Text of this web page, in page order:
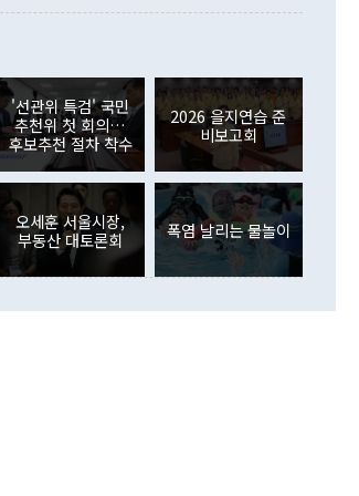
장관이 언급한 '4자 회담'에 대해 "이상
열리는 '동방경제포럼(EEF)'을 언급하
고 있다"고 발언한 데 대해서도 조 장관
직 거기까지 진도가 나가지 않았다"고
구상과 설명은 정부 내 조율을 거치지
주적 표현 대체와 국호 사용, 9·19 군
일부 장관이 결정할 사안이 아니어서 월
통령은 정 장관의 업무보고를 듣고 난
인난 건 아니다"라고 재차 확인했다. 정
용은 대부분 국가안전보장회의(NSC)
의 개인적 생각에 가깝다"며 "안보 관
아닌 사안을 추진하겠다고 업무보고를
자가 나서야 한다'고 주장한 것은 심각
기배당에 따른 기저효과로 배당지급이
넘어선 것이다. 직접투자에서는 내국
외국인의 국내투자가 46억3000만달러
인의 국내 주식 매도세가 이어졌다. 외
매도 등의 영향으로 316억1000만달러
에 이어 역대 최대 순매도 기록을 다시
세계국채지수(WGBI) 자금 유입에도
이 줄어든 52억9000만달러를 기록했
을 중심으로 35억6000만달러 증가했
'선관위 특검' 국민
추천위 첫 회의…
후보추천 절차 착수
2026 을지연습 준
비보고회
오세훈 서울시장,
부동산 대토론회
폭염 날리는 물놀이